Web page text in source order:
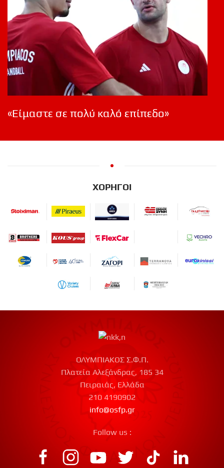
«Είμαστε σε πολύ καλό επίπεδο»
ΧΟΡΗΓΟΙ
ΟΛΥΜΠΙΑΚΟΣ Σ.Φ.Π.
Πλατεία Αλεξάνδρας, 185 34
Πειραιάς, Ελλάδα
210 4190902
info@osfp.gr
Follow us :